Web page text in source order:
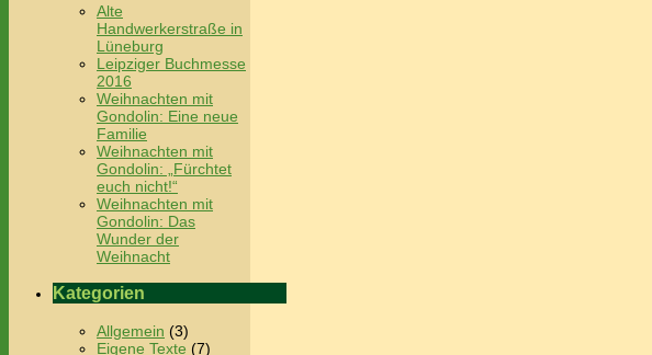
Alte
Handwerkerstraße in
Lüneburg
Leipziger Buchmesse
2016
Weihnachten mit
Gondolin: Eine neue
Familie
Weihnachten mit
Gondolin: „Fürchtet
euch nicht!“
Weihnachten mit
Gondolin: Das
Wunder der
Weihnacht
Kategorien
Allgemein (3)
Eigene Texte (7)